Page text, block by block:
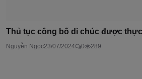
Thủ tục công bố di chúc được
Nguyễn Ngọc23/07/2024 0 289